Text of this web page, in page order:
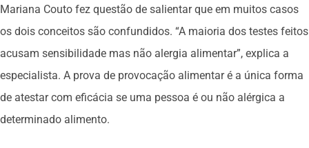
Mariana Couto fez questão de salientar que em muitos casos
os dois conceitos são confundidos. “A maioria dos testes feitos
acusam sensibilidade mas não alergia alimentar”, explica a
especialista. A prova de provocação alimentar é a única forma
de atestar com eficácia se uma pessoa é ou não alérgica a
determinado alimento.